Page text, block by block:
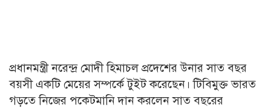
প্রধানমন্ত্রী নরেন্দ্র মোদী হিমাচল প্রদেশের উনার সাত বছর
বয়সী একটি মেয়ের সম্পর্কে টুইট করেছেন। টিবিমুক্ত ভারত
গড়তে নিজের পকেটমানি দান করলেন সাত বছরের